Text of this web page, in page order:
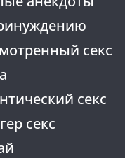
секс
секс
секс